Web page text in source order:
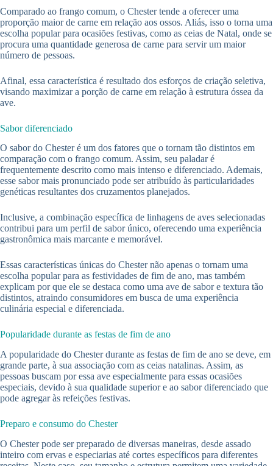
Comparado ao frango comum, o Chester tende a oferecer uma
proporção maior de carne em relação aos ossos. Aliás, isso o torna uma
escolha popular para ocasiões festivas, como as ceias de Natal, onde se
procura uma quantidade generosa de carne para servir um maior
número de pessoas.
Afinal, essa característica é resultado dos esforços de criação seletiva,
visando maximizar a porção de carne em relação à estrutura óssea da
ave.
Sabor diferenciado
O sabor do Chester é um dos fatores que o tornam tão distintos em
comparação com o frango comum. Assim, seu paladar é
frequentemente descrito como mais intenso e diferenciado. Ademais,
esse sabor mais pronunciado pode ser atribuído às particularidades
genéticas resultantes dos cruzamentos planejados.
Inclusive, a combinação específica de linhagens de aves selecionadas
contribui para um perfil de sabor único, oferecendo uma experiência
gastronômica mais marcante e memorável.
Essas características únicas do Chester não apenas o tornam uma
escolha popular para as festividades de fim de ano, mas também
explicam por que ele se destaca como uma ave de sabor e textura tão
distintos, atraindo consumidores em busca de uma experiência
culinária especial e diferenciada.
Popularidade durante as festas de fim de ano
A popularidade do Chester durante as festas de fim de ano se deve, em
grande parte, à sua associação com as ceias natalinas. Assim, as
pessoas buscam por essa ave especialmente para essas ocasiões
especiais, devido à sua qualidade superior e ao sabor diferenciado que
pode agregar às refeições festivas.
Preparo e consumo do Chester
O Chester pode ser preparado de diversas maneiras, desde assado
inteiro com ervas e especiarias até cortes específicos para diferentes